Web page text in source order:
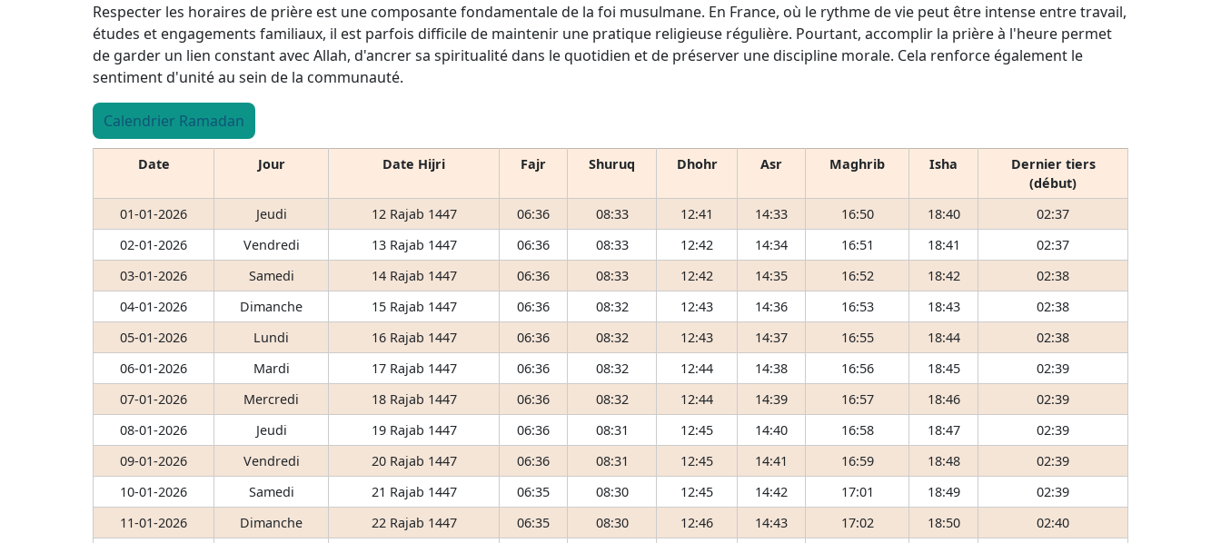
Respecter les horaires de prière est une composante fondamentale de la foi musulmane. En France, où le rythme de vie peut être intense entre travail,
études et engagements familiaux, il est parfois difficile de maintenir une pratique religieuse régulière. Pourtant, accomplir la prière à l'heure permet
de garder un lien constant avec Allah, d'ancrer sa spiritualité dans le quotidien et de préserver une discipline morale. Cela renforce également le
sentiment d'unité au sein de la communauté.
Calendrier Ramadan
Date Jour Date Hijri Fajr Shuruq Dhohr Asr Maghrib Isha
Dernier tiers
(début)
01-01-2026
Jeudi 12 Rajab 1447 06:36 08:33 12:41 14:33 16:50 18:40
02:37
02-01-2026
Vendredi 13 Rajab 1447 06:36 08:33 12:42 14:34 16:51 18:41
02:37
03-01-2026
Samedi 14 Rajab 1447 06:36 08:33 12:42 14:35 16:52 18:42
02:38
04-01-2026
Dimanche 15 Rajab 1447 06:36 08:32 12:43 14:36 16:53 18:43
02:38
05-01-2026
Lundi 16 Rajab 1447 06:36 08:32 12:43 14:37 16:55 18:44
02:38
06-01-2026
Mardi 17 Rajab 1447 06:36 08:32 12:44 14:38 16:56 18:45
02:39
07-01-2026
Mercredi 18 Rajab 1447 06:36 08:32 12:44 14:39 16:57 18:46
02:39
08-01-2026
Jeudi 19 Rajab 1447 06:36 08:31 12:45 14:40 16:58 18:47
02:39
09-01-2026
Vendredi 20 Rajab 1447 06:36 08:31 12:45 14:41 16:59 18:48
02:39
10-01-2026
Samedi 21 Rajab 1447 06:35 08:30 12:45 14:42 17:01 18:49
02:39
11-01-2026
Dimanche 22 Rajab 1447 06:35 08:30 12:46 14:43 17:02 18:50
02:40